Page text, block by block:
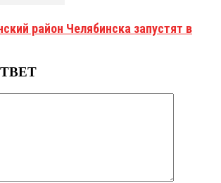
район Челябинска запустят в